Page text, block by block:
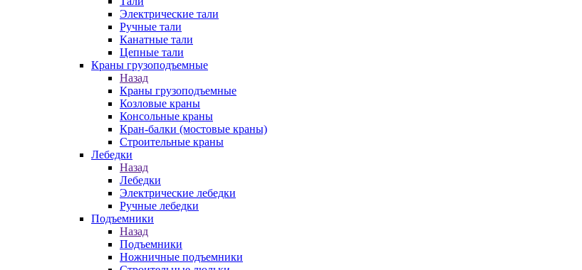
Электрические тали
Ручные тали
Канатные тали
Цепные тали
Краны грузоподъемные
Назад
Краны грузоподъемные
Козловые краны
Консольные краны
Кран-балки (мостовые краны)
Строительные краны
Лебедки
Назад
Лебедки
Электрические лебедки
Ручные лебедки
Подъемники
Назад
Подъемники
Ножничные подъемники